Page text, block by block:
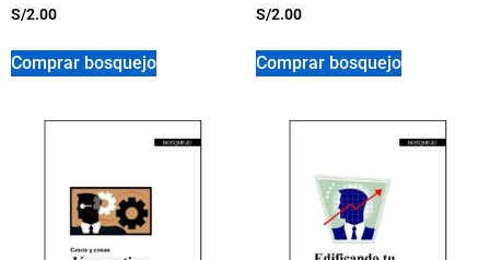
S/2.00
Comprar bosquejo
S/2.00
Comprar bosquejo